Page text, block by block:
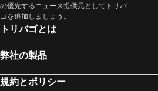
の優先するニュース提供元としてトリバ
ゴを追加しましょう。
トリバゴとは
弊社の製品
規約とポリシー